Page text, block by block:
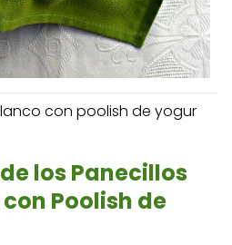
con poolish de yogur
los Panecillos
Poolish de